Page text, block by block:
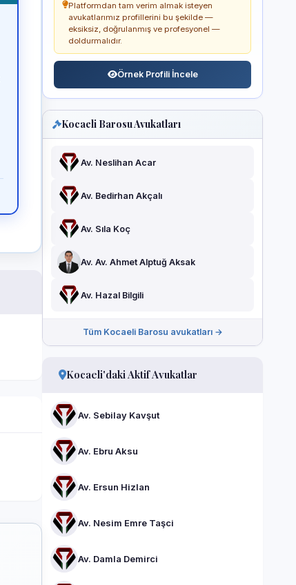
Platformdan tam verim almak isteyen
avukatlarımız profillerini bu şekilde —
eksiksiz, doğrulanmış ve profesyonel —
doldurmalıdır.
Örnek Profili İncele
Kocaeli Barosu Avukatları
Av. Neslihan Acar
Av. Bedirhan Akçalı
Av. Sıla Koç
Av. Av. Ahmet Alptuğ Aksak
Av. Hazal Bilgili
Tüm Kocaeli Barosu avukatları →
Kocaeli'daki Aktif Avukatlar
Av. Sebilay Kavşut
Av. Ebru Aksu
Av. Ersun Hizlan
Av. Nesim Emre Taşci
Av. Damla Demirci